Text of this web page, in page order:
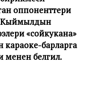
оппоненттери
Кыймылдын
«сойкукана»
караоке-барларга
белгилүү.